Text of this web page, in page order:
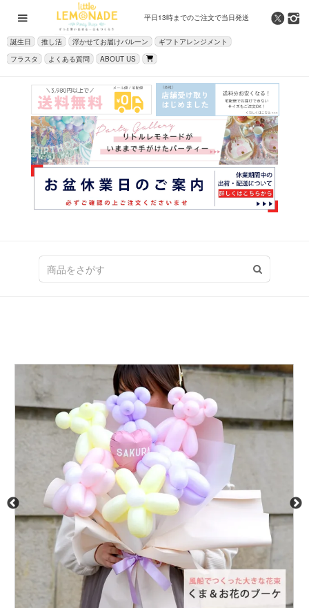
平日13時までのご注文で当日発送
誕生日 推し活 浮かせてお届けバルーン
ギフトアレンジメント
フラスタ
よくある質問 ABOUT US